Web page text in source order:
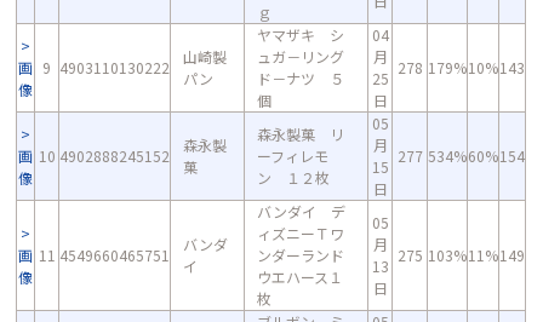
ｇ
画
像
9 4903110130222
山崎製
パン
ヤマザキ シ
ュガ－リング
ド－ナツ ５
個
04
月
25
日
278 179%10%143
画
像
10 4902888245152
森永製
菓
森永製菓 リ
ーフィレモ
ン １２枚
05
月
15
日
277 534%60%154
画
像
11 4549660465751
バンダ
イ
バンダイ デ
ィズニーＴワ
ンダーランド
ウエハース１
枚
05
月
13
日
275 103%11%149